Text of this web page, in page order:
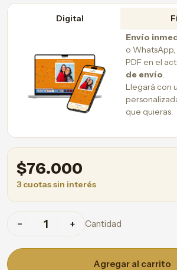
Digital
Envío
o
PDF en el
de envío.
Llegará con
que quieras.
$76.000
3 cuotas sin interés
− + Cantidad
Agregar al carrito